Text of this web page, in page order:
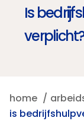
Is
home
is